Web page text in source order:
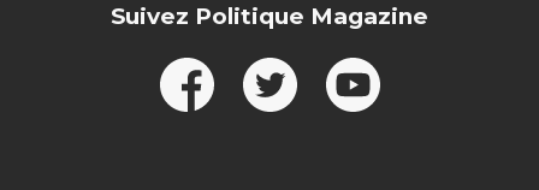
Suivez Politique Magazine